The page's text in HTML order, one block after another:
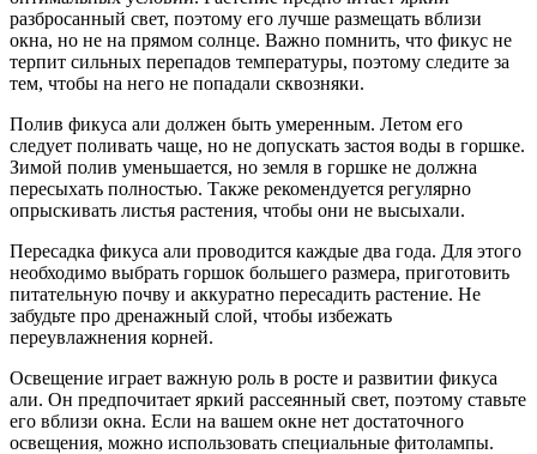
разбросанный свет, поэтому его лучше размещать вблизи
окна, но не на прямом солнце. Важно помнить, что фикус не
терпит сильных перепадов температуры, поэтому следите за
тем, чтобы на него не попадали сквозняки.
Полив фикуса али должен быть умеренным. Летом его
следует поливать чаще, но не допускать застоя воды в горшке.
Зимой полив уменьшается, но земля в горшке не должна
пересыхать полностью. Также рекомендуется регулярно
опрыскивать листья растения, чтобы они не высыхали.
Пересадка фикуса али проводится каждые два года. Для этого
необходимо выбрать горшок большего размера, приготовить
питательную почву и аккуратно пересадить растение. Не
забудьте про дренажный слой, чтобы избежать
переувлажнения корней.
Освещение играет важную роль в росте и развитии фикуса
али. Он предпочитает яркий рассеянный свет, поэтому ставьте
его вблизи окна. Если на вашем окне нет достаточного
освещения, можно использовать специальные фитолампы.